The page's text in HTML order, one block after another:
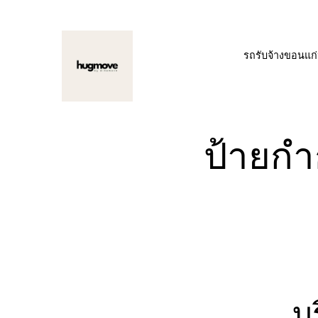
รถรับจ้างขอนแ
ป้ายก